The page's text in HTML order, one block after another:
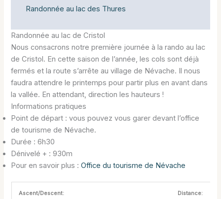
Randonnée au lac des Thures
Randonnée au lac de Cristol
Nous consacrons notre première journée à la rando au lac
de Cristol. En cette saison de l’année, les cols sont déjà
fermés et la route s’arrête au village de Névache. Il nous
faudra attendre le printemps pour partir plus en avant dans
la vallée. En attendant, direction les hauteurs !
Informations pratiques
Point de départ : vous pouvez vous garer devant l’office
de tourisme de Névache.
Durée : 6h30
Dénivelé + : 930m
Pour en savoir plus :Office du tourisme de Névache
Ascent/Descent: Distance: